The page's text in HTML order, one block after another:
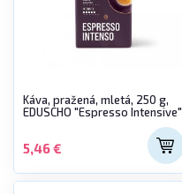
Káva, pražená, mletá, 250 g,
EDUSCHO "Espresso Intensive"
5,46 €